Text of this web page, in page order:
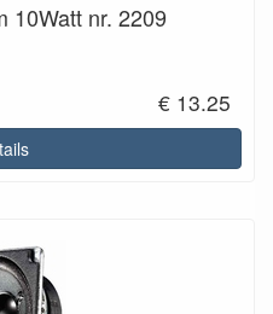
10Watt nr. 2209
€ 13.25